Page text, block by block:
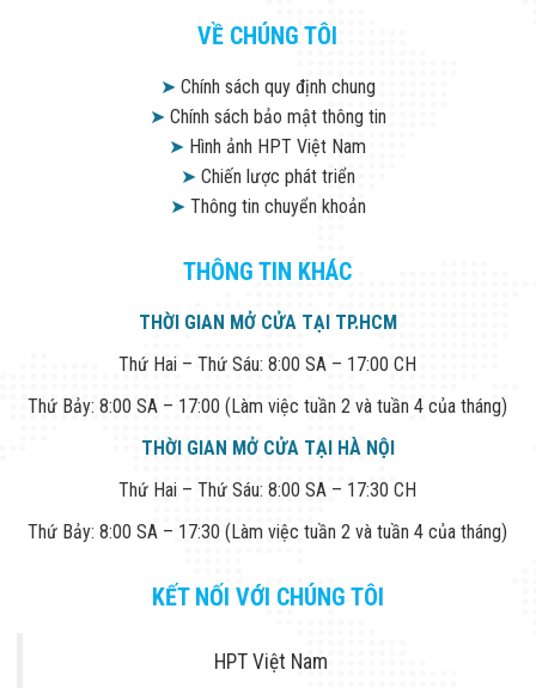
VỀ CHÚNG TÔI
➤Chính sách quy định chung
➤Chính sách bảo mật thông tin
➤ Hình ảnh HPT Việt Nam
➤Chiến lược phát triển
➤Thông tin chuyển khoản
THÔNG TIN KHÁC
THỜI GIAN MỞ CỬA TẠI TP.HCM
Thứ Hai – Thứ Sáu: 8:00 SA – 17:00 CH
Thứ Bảy: 8:00 SA – 17:00 (Làm việc tuần 2 và tuần 4 của tháng)
THỜI GIAN MỞ CỬA TẠI HÀ NỘI
Thứ Hai – Thứ Sáu: 8:00 SA – 17:30 CH
Thứ Bảy: 8:00 SA – 17:30 (Làm việc tuần 2 và tuần 4 của tháng)
KẾT NỐI VỚI CHÚNG TÔI
HPT Việt Nam